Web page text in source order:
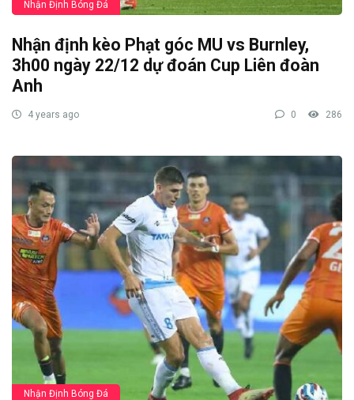
Nhận Định Bóng Đá
Nhận định kèo Phạt góc MU vs Burnley,
3h00 ngày 22/12 dự đoán Cup Liên đoàn
Anh
4 years ago 0 286
Nhận Định Bóng Đá